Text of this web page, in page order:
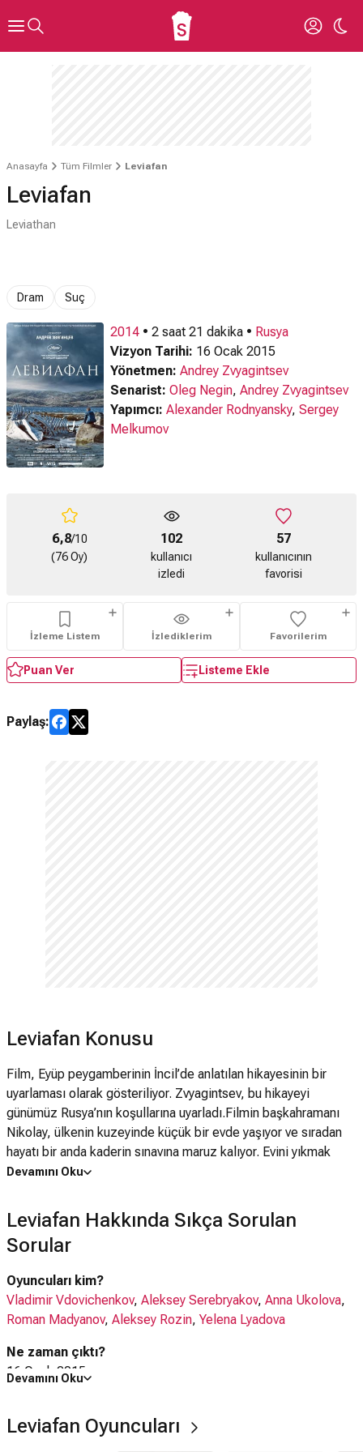
Anasayfa Tüm Filmler Leviafan
Leviafan
Leviathan
Dram Suç
2014 • 2 saat 21 dakika • Rusya
Vizyon Tarihi: 16 Ocak 2015
Yönetmen: Andrey Zvyagintsev
Senarist: Oleg Negin, Andrey Zvyagintsev
Yapımcı: Alexander Rodnyansky, Sergey
Melkumov
6,8/10
(76 Oy)
102
kullanıcı
izledi
57
kullanıcının
favorisi
İzleme Listem İzlediklerim Favorilerim
Puan Ver Listeme Ekle
Paylaş:
Leviafan Konusu
Film, Eyüp peygamberinin İncil’de anlatılan hikayesinin bir
uyarlaması olarak gösteriliyor. Zvyagintsev, bu hikayeyi
günümüz Rusya’nın koşullarına uyarladı.Filmin başkahramanı
Nikolay, ülkenin kuzeyinde küçük bir evde yaşıyor ve sıradan
hayatı bir anda kaderin sınavına maruz kalıyor. Evini yıkmak
isteyen belediye başkanına karşı, Moskova'da yaşayan asker
Zvyagintsev’in çalışması, büyük Rus kültürüne dayanıyor ve
Dostoyevskiy ile Ortodoks filozoflara yakın olan konuları
gündeme getiriyor.
Devamını Oku
Leviafan Hakkında Sıkça Sorulan
Sorular
Oyuncuları kim?
Vladimir Vdovichenkov, Aleksey Serebryakov, Anna Ukolova,
Roman Madyanov, Aleksey Rozin, Yelena Lyadova
Ne zaman çıktı?
16 Ocak 2015
Leviafan filmi Rusya'da çekilmiştir.
Devamını Oku
Leviafan Oyuncuları